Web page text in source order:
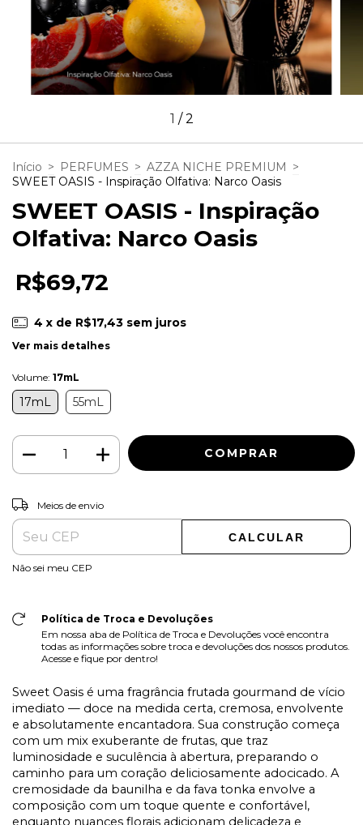
1 /2
Início > PERFUMES > AZZA NICHE PREMIUM >
SWEET OASIS - Inspiração Olfativa: Narco Oasis
SWEET OASIS - Inspiração
Olfativa: Narco Oasis
R$69,72
4 x de R$17,43 sem juros
Ver mais detalhes
Volume: 17mL
17mL 55mL
Entregas para o CEP:
Meios de envio
CALCULAR
Não sei meu CEP
Política de Troca e Devoluções
Em nossa aba de Política de Troca e Devoluções você encontra
todas as informações sobre troca e devoluções dos nossos produtos.
Acesse e fique por dentro!
Sweet Oasis é uma fragrância frutada gourmand de vício
imediato — doce na medida certa, cremosa, envolvente
e absolutamente encantadora. Sua construção começa
com um mix exuberante de frutas, que traz
luminosidade e suculência à abertura, preparando o
caminho para um coração deliciosamente adocicado. A
cremosidade da baunilha e da fava tonka envolve a
composição com um toque quente e confortável,
enquanto nuances florais adicionam delicadeza e